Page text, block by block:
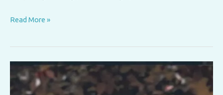
“الفتيات..
خفية
مجتمعات
وتغير
Read More »